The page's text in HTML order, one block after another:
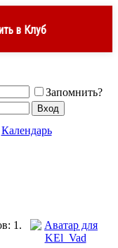
в Клуб
Запомнить?
Календарь